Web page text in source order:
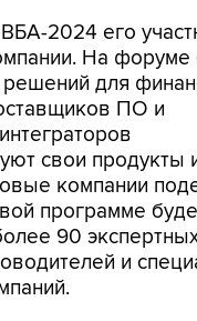
2024 его
На
решений для
ПО и
свои продукты
компании
программе
90
и